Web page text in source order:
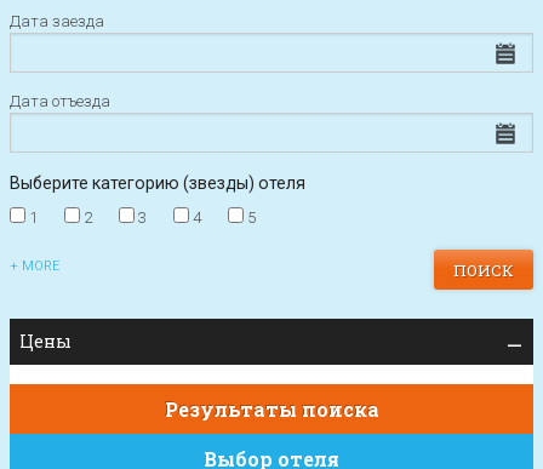
Дата заезда
Дата отъезда
Выберите категорию (звезды) отеля
1 2 3 4 5
+ MORE
Цены
Результаты поиска
Выбор отеля